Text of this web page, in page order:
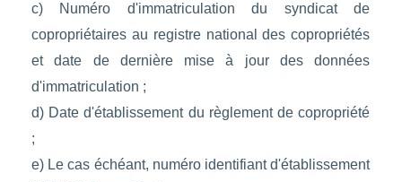
c) Numéro d'immatriculation du syndicat de
copropriétaires au registre national des copropriétés
et date de dernière mise à jour des données
d'immatriculation ;
d) Date d'établissement du règlement de copropriété
;
e) Le cas échéant, numéro identifiant d'établissement